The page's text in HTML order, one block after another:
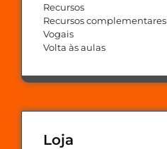
Recursos
Recursos complementares
Vogais
Volta às aulas
Loja